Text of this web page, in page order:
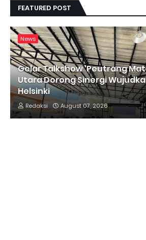
FEATURED POST
News
Gelar Talkshow 'Peutrang
Utara Dorong Sinergi
Helsinki
Redaksi August 07, 2026